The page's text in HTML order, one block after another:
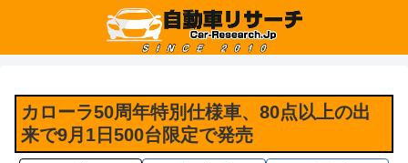
カローラ50周年特別仕様車、80点以上の出
来で9月1日500台限定で発売